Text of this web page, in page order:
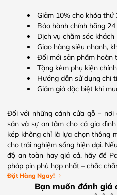
Giảm 10% cho khóa thứ
Bảo hành chính hãng
Dịch vụ chăm sóc khách
Giao hàng siêu nhanh,
Đổi mới sản phẩm hoàn
Tặng kèm phụ kiện
Hướng dẫn sử dụng chi
Giảm giá đặc biệt khi
Đối với những cánh cửa gỗ –
sản và sự an tâm cho cả gia
kép không chỉ là lựa chọn thông
cho trải nghiệm sống hiện đại.
độ an toàn hay giá cả, hãy để
pháp pin phù hợp nhất – chắc
Đặt Hàng Ngay!
Bạn muốn đánh giá